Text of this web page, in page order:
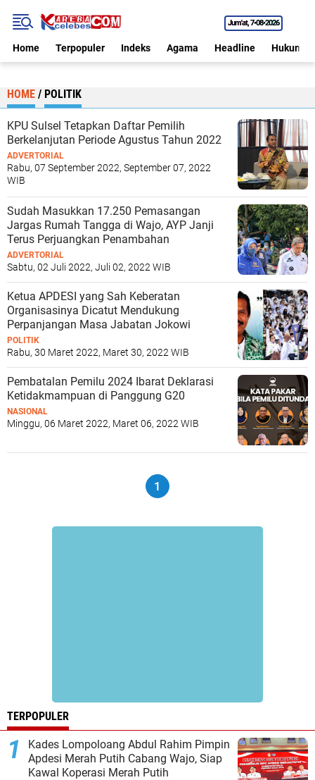
Jum'at 7•08•2026
Home Terpopuler Indeks Agama Headline Hukum
HOME / POLITIK
KPU Sulsel Tetapkan Daftar Pemilih
Berkelanjutan Periode Agustus Tahun 2022
ADVERTORIAL
Rabu, 07 September 2022, September 07, 2022
WIB
Sudah Masukkan 17.250 Pemasangan
Jargas Rumah Tangga di Wajo, AYP Janji
Terus Perjuangkan Penambahan
ADVERTORIAL
Sabtu, 02 Juli 2022, Juli 02, 2022 WIB
Ketua APDESI yang Sah Keberatan
Organisasinya Dicatut Mendukung
Perpanjangan Masa Jabatan Jokowi
POLITIK
Rabu, 30 Maret 2022, Maret 30, 2022 WIB
Pembatalan Pemilu 2024 Ibarat Deklarasi
Ketidakmampuan di Panggung G20
NASIONAL
Minggu, 06 Maret 2022, Maret 06, 2022 WIB
1
TERPOPULER
Kades Lompoloang Abdul Rahim Pimpin
Apdesi Merah Putih Cabang Wajo, Siap
Kawal Koperasi Merah Putih